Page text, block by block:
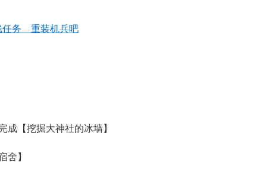
任务__重装机兵吧
成【挖掘大神社的冰墙】
舍】